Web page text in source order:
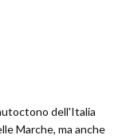
dell'Italia
Marche, ma anche